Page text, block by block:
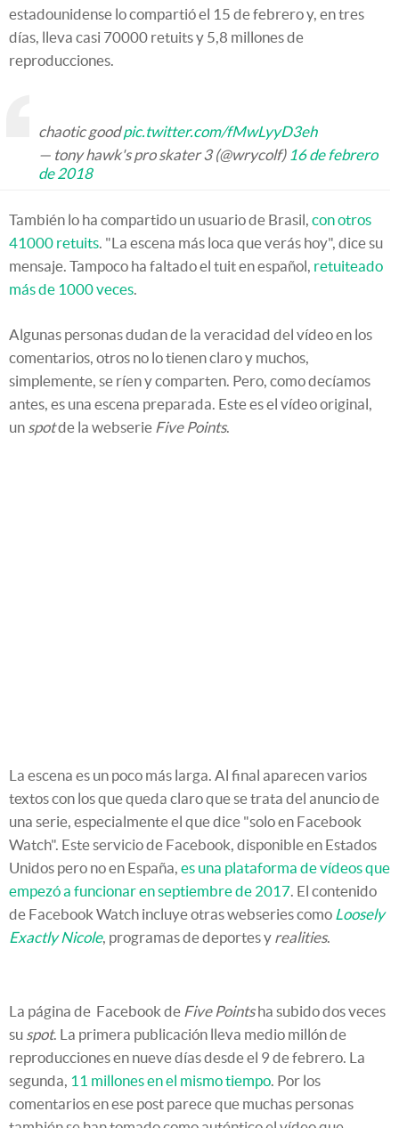
estadounidense lo compartió el 15 de febrero y, en tres
días, lleva casi 70000 retuits y 5,8 millones de
reproducciones.
chaotic goodpic.twitter.com/fMwLyyD3eh
— tony hawk's pro skater 3 (@wrycolf) 16 de febrero
de 2018
También lo ha compartido un usuario de Brasil, con otros
41000 retuits . "La escena más loca que verás hoy", dice su
mensaje. Tampoco ha faltado el tuit en español, retuiteado
más de 1000 veces
Algunas personas dudan de la veracidad del vídeo en los
comentarios, otros no lo tienen claro y muchos,
simplemente, se ríen y comparten. Pero, como decíamos
antes, es una escena preparada. Este es el vídeo original,
un spotde la webserie Five Points.
La escena es un poco más larga. Al final aparecen varios
textos con los que queda claro que se trata del anuncio de
una serie, especialmente el que dice "solo en Facebook
Watch". Este servicio de Facebook, disponible en Estados
Unidos pero no en España, es una plataforma de vídeos que
empezó a funcionar en septiembre de 2017 . El contenido
de Facebook Watch incluye otras webseries como Loosely
Exactly Nicole, programas de deportes y realities.
La página de Facebook de Five Pointsha subido dos veces
su spot. La primera publicación lleva medio millón de
reproducciones en nueve días desde el 9 de febrero. La
segunda, 11 millones en el mismo tiempo . Por los
comentarios en ese post parece que muchas personas